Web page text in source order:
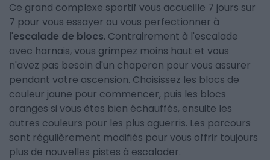
Ce grand complexe sportif vous accueille 7 jours sur
7 pour vous essayer ou vous perfectionner à
l'escalade de blocs. Contrairement à l'escalade
avec harnais, vous grimpez moins haut et vous
n'avez pas besoin d'un chaperon pour vous assurer
pendant votre ascension. Choisissez les blocs de
couleur jaune pour commencer, puis les blocs
oranges si vous êtes bien échauffés, ensuite les
autres couleurs pour les plus aguerris. Les parcours
sont régulièrement modifiés pour vous offrir toujours
plus de nouvelles pistes à escalader.